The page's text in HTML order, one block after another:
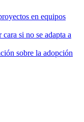
en equipos
si no se adapta a
sobre la adopción